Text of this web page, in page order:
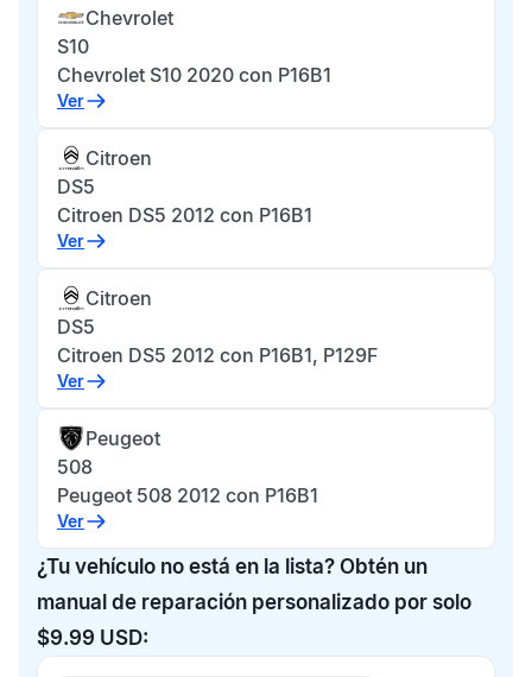
Chevrolet
S10
Chevrolet S10 2020 con P16B1
Ver
Citroen
DS5
Citroen DS5 2012 con P16B1
Ver
Citroen
DS5
Citroen DS5 2012 con P16B1, P129F
Ver
Peugeot
508
Peugeot 508 2012 con P16B1
Ver
¿Tu vehículo no está en la lista? Obtén un
manual de reparación personalizado por solo
$9.99 USD: